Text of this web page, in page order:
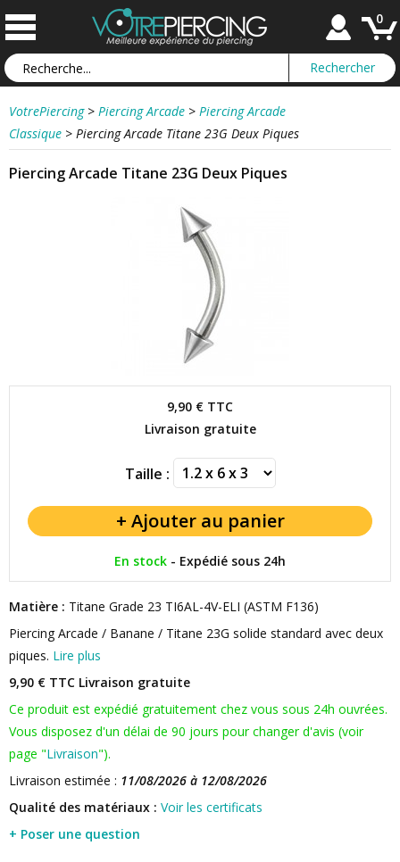
0
VotrePiercing > Piercing Arcade > Piercing Arcade
Classique > Piercing Arcade Titane 23G Deux Piques
Piercing Arcade Titane 23G Deux Piques
9,90 € TTC
Livraison gratuite
Taille :
En stock - Expédié sous 24h
Matière : Titane Grade 23 TI6AL-4V-ELI (ASTM F136)
Piercing Arcade / Banane / Titane 23G solide standard avec deux
piques. Lire plus
9,90 € TTC Livraison gratuite
Ce produit est expédié gratuitement chez vous sous 24h ouvrées.
Vous disposez d'un délai de 90 jours pour changer d'avis (voir
page "Livraison").
Livraison estimée : 11/08/2026 à 12/08/2026
Qualité des matériaux : Voir les certificats
+ Poser une question